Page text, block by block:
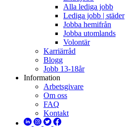
Alla lediga jobb
Lediga jobb | städer
Jobba hemifrån
Jobba utomlands
Volontär
Karriärråd
Blogg
Jobb 13-18år
Information
Arbetsgivare
Om oss
FAQ
Kontakt